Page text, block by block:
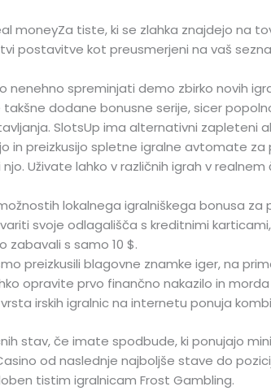
Za tiste, ki se zlahka znajdejo na
postavitve kot preusmerjeni na vaš
nenehno spreminjati demo zbirko novih
takšne dodane bonusne serije, sicer
SlotsUp ima alternativni zapleteni
in preizkusijo spletne igralne avtomate
Uživate lahko v različnih igrah v
lokalnega igralniškega bonusa za
svoje odlagališča s kreditnimi
zabavali s samo 10 $.
preizkusili blagovne znamke iger, na
opravite prvo finančno nakazilo in
irskih igralnic na internetu ponuja
stav, če imate spodbude, ki ponujajo
od naslednje najboljše stave do
tistim igralnicam Frost Gambling.